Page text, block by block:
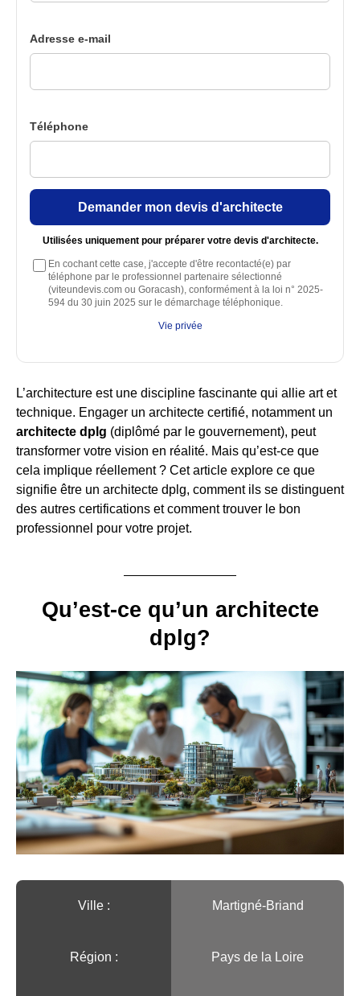
Adresse e-mail
Téléphone
Demander mon devis d'architecte
Utilisées uniquement pour préparer votre devis d'architecte.
En cochant cette case, j'accepte d'être recontacté(e) par
téléphone par le professionnel partenaire sélectionné
(viteundevis.com ou Goracash), conformément à la loi n° 2025-
594 du 30 juin 2025 sur le démarchage téléphonique.
Vie privée
L’architecture est une discipline fascinante qui allie art et
technique. Engager un architecte certifié, notamment un
architecte dplg (diplômé par le gouvernement), peut
transformer votre vision en réalité. Mais qu’est-ce que
cela implique réellement ? Cet article explore ce que
signifie être un architecte dplg, comment ils se distinguent
des autres certifications et comment trouver le bon
professionnel pour votre projet.
Qu’est-ce qu’un architecte
dplg?
Ville :️ Martigné-Briand
Région :️ Pays de la Loire